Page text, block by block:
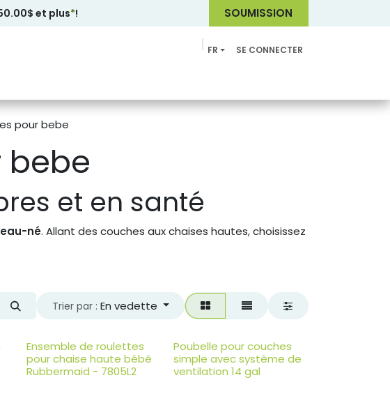
et plus*! SOUMISSION
FR SE CONNECTER
pour bebe
bebe
et en santé
né. Allant des couches aux chaises hautes, choisissez
Trier par : En vedette
Ensemble de roulettes
pour chaise haute bébé
Rubbermaid - 7805L2
Poubelle pour couches
simple avec système de
ventilation 14 gal